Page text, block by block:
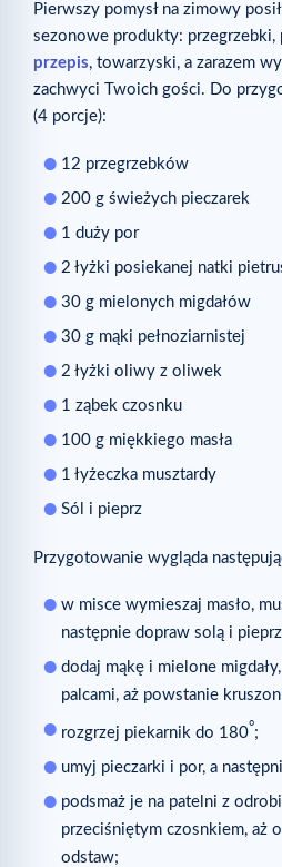
Pierwszy pomysł na zimowy
sezonowe produkty: przegrzebki,
przepis, towarzyski, a zarazem
zachwyci Twoich gości. Do
(4 porcje):
12 przegrzebków
200 g świeżych pieczarek
1 duży por
2 łyżki posiekanej natki
30 g mielonych migdałów
30 g mąki pełnoziarnistej
2 łyżki oliwy z oliwek
1 ząbek czosnku
100 g miękkiego masła
1 łyżeczka musztardy
Sól i pieprz
Przygotowanie wygląda
w misce wymieszaj masło,
następnie dopraw solą i
dodaj mąkę i mielone
palcami, aż powstanie
rozgrzej piekarnik do 180°;
umyj pieczarki i por, a
podsmaż je na patelni z
przeciśniętym czosnkiem, aż
odstaw;